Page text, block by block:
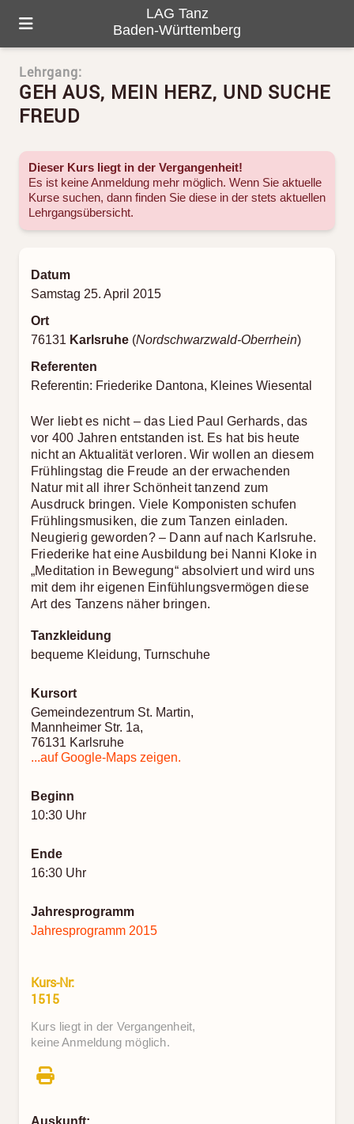
LAG Tanz
Baden-Württemberg
HOME
ÜBER UNS
GALERIE
TANZ-LANDKARTE
Lehrgang:
GEH AUS, MEIN HERZ, UND SUCHE
FREUD
Dieser Kurs liegt in der Vergangenheit!
Es ist keine Anmeldung mehr möglich. Wenn Sie aktuelle
Kurse suchen, dann finden Sie diese in der stets aktuellen
Lehrgangsübersicht.
Datum
Samstag 25. April 2015
Ort
76131 Karlsruhe (Nordschwarzwald-Oberrhein)
Referenten
Referentin: Friederike Dantona, Kleines Wiesental
Wer liebt es nicht – das Lied Paul Gerhards, das
vor 400 Jahren entstanden ist. Es hat bis heute
nicht an Aktualität verloren. Wir wollen an diesem
Frühlingstag die Freude an der erwachenden
Natur mit all ihrer Schönheit tanzend zum
Ausdruck bringen. Viele Komponisten schufen
Frühlingsmusiken, die zum Tanzen einladen.
Neugierig geworden? – Dann auf nach Karlsruhe.
Friederike hat eine Ausbildung bei Nanni Kloke in
„Meditation in Bewegung“ absolviert und wird uns
mit dem ihr eigenen Einfühlungsvermögen diese
Art des Tanzens näher bringen.
Tanzkleidung
bequeme Kleidung, Turnschuhe
Kursort
Gemeindezentrum St. Martin,
Mannheimer Str. 1a,
76131 Karlsruhe
...auf Google-Maps zeigen.
Beginn
10:30 Uhr
Ende
16:30 Uhr
Jahresprogramm
Jahresprogramm 2015
Kurs-Nr:
1515
Kurs liegt in der Vergangenheit,
keine Anmeldung möglich.
Auskunft: